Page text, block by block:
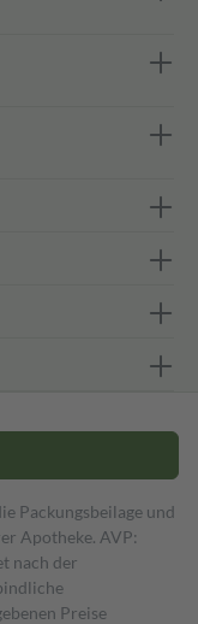
Packungsbeilage und
Apotheke. AVP:
nach der
Preise